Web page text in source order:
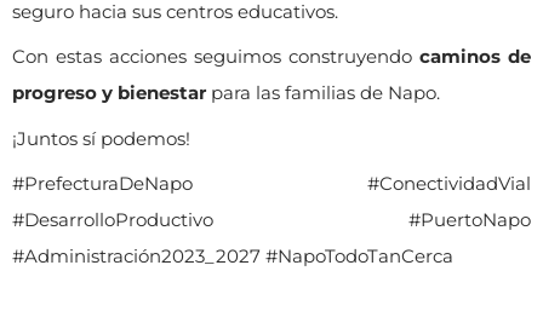
seguro hacia sus centros educativos.
Con estas acciones seguimos construyendo caminos de
progreso y bienestar para las familias de Napo.
¡Juntos sí podemos!
#PrefecturaDeNapo #ConectividadVial
#DesarrolloProductivo #PuertoNapo
#Administración2023_2027 #NapoTodoTanCerca